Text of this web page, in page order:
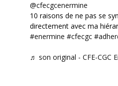
@cfecgcenermine
10 raisons de ne pas se
directement avec ma
#enermine #cfecgc
♬ son original - CFE-CGC